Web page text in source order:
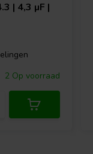
| 4,3 µF |
2 Op voorraad